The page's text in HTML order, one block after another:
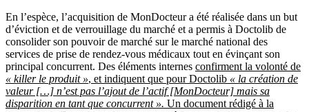
En l’espèce, l’acquisition de MonDocteur a été réalisée dans un but
d’éviction et de verrouillage du marché et a permis à Doctolib de
consolider son pouvoir de marché sur le marché national des
services de prise de rendez-vous médicaux tout en évinçant son
principal concurrent. Des éléments internes confirment la volonté de
« killer le produit », et indiquent que pour Doctolib « la création de
valeur […] n’est pas l’ajout de l’actif [MonDocteur] mais sa
disparition en tant que concurrent ». Un document rédigé à la